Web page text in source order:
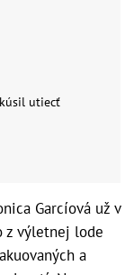
utiecť
Garcíová už v
z výletnej lode
a